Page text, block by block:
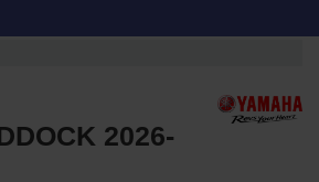
2026-